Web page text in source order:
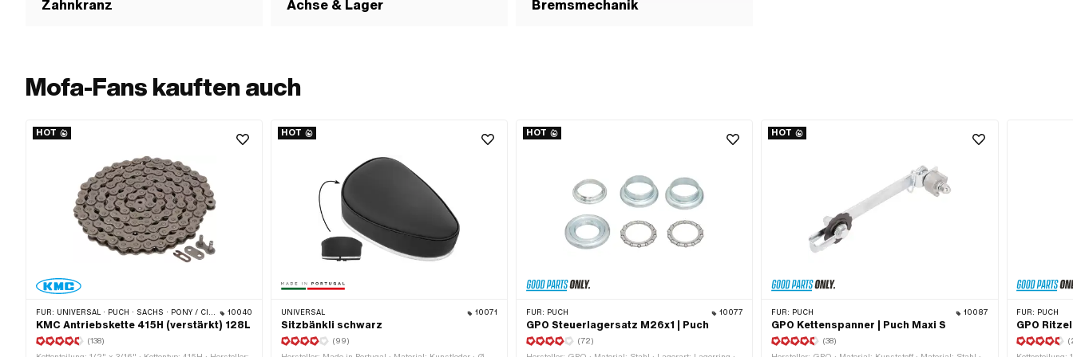
Zahnkranz Achse & Lager Bremsmechanik
Mofa-Fans kauften auch
HOT
FÜR: UNIVERSAL · PUCH · SACHS · PONY / CILO (BETA 521 & 512) · ZÜNDAPP BELMONDO · TOMOS · BYE BIKE · ALPA CHOPPER / TURBO · CILO 10040
KMC Antriebskette 415H (verstärkt) 128L
(138)
HOT
UNIVERSAL 10071
Sitzbänkli schwarz
(99)
HOT
FÜR: PUCH 10077
GPO Steuerlagersatz M26x1 | Puch
(72)
HOT
FÜR: PUCH 10087
GPO Kettenspanner | Puch Maxi S
(38)
FÜR: PUCH
GPO